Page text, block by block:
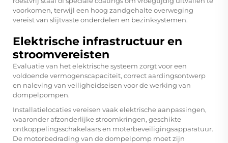
voorkomen, terwijl een hoog zandgehalte overweging
vereist van slijtvaste onderdelen en bezinksystemen.
Elektrische infrastructuur en
stroomvereisten
Evaluatie van het elektrische systeem zorgt voor een
voldoende vermogenscapaciteit, correct aardingsontwerp
en naleving van veiligheidseisen voor de werking van
dompelpompen.
Installatielocaties vereisen vaak elektrische aanpassingen,
waaronder afzonderlijke stroomkringen, geschikte
ontkoppelingsschakelaars en moterbeveiligingsapparatuur.
De motorbedrading van de dompelpomp moet zijn